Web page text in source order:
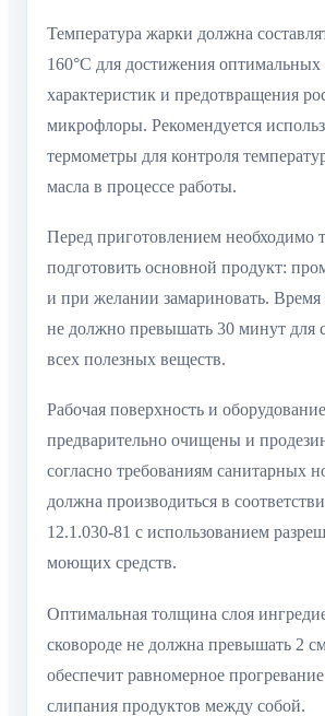
Температура жарки должна
160°C для достижения оптимальных
характеристик и предотвращения
микрофлоры. Рекомендуется
термометры для контроля
масла в процессе работы.
Перед приготовлением необходимо
подготовить основной продукт:
и при желании замариновать.
не должно превышать 30 минут для
всех полезных веществ.
Рабочая поверхность и
предварительно очищены и
согласно требованиям санитарных
должна производиться в
12.1.030-81 с использованием
моющих средств.
Оптимальная толщина слоя
сковороде не должна превышать 2
обеспечит равномерное
слипания продуктов между собой.